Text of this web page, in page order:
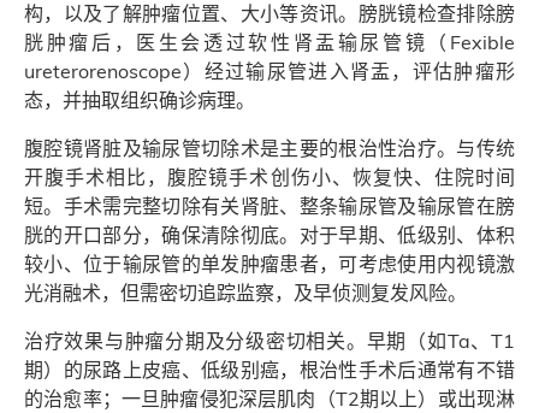
构，以及了解肿瘤位置、大小等资讯。膀胱镜检查排除膀
胱肿瘤后，医生会透过软性肾盂输尿管镜（Fexible
ureterorenoscope）经过输尿管进入肾盂，评估肿瘤形
态，并抽取组织确诊病理。
腹腔镜肾脏及输尿管切除术是主要的根治性治疗。与传统
开腹手术相比，腹腔镜手术创伤小、恢复快、住院时间
短。手术需完整切除有关肾脏、整条输尿管及输尿管在膀
胱的开口部分，确保清除彻底。对于早期、低级别、体积
较小、位于输尿管的单发肿瘤患者，可考虑使用内视镜激
光消融术，但需密切追踪监察，及早侦测复发风险。
治疗效果与肿瘤分期及分级密切相关。早期（如Ta、T1
期）的尿路上皮癌、低级别癌，根治性手术后通常有不错
的治愈率；一旦肿瘤侵犯深层肌肉（T2期以上）或出现淋